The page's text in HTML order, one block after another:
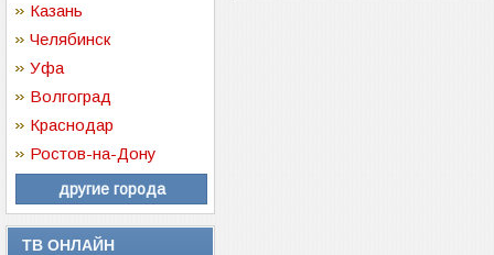
Казань
Челябинск
Уфа
Волгоград
Краснодар
Ростов-на-Дону
другие города
ТВ ОНЛАЙН